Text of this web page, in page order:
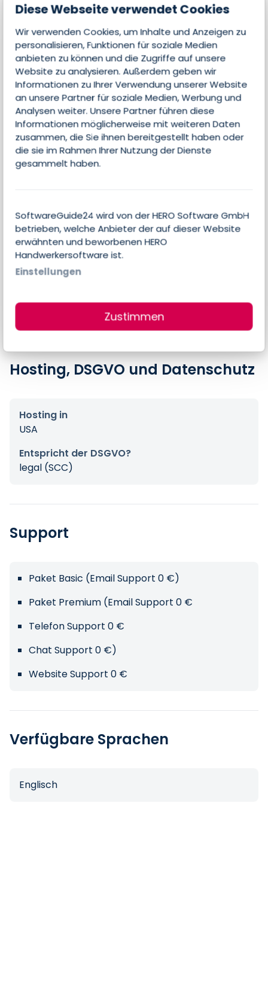
Diese Webseite verwendet Cookies
Wir verwenden Cookies, um Inhalte und Anzeigen zu
personalisieren, Funktionen für soziale Medien
anbieten zu können und die Zugriffe auf unsere
Website zu analysieren. Außerdem geben wir
Informationen zu Ihrer Verwendung unserer Website
an unsere Partner für soziale Medien, Werbung und
Analysen weiter. Unsere Partner führen diese
Informationen möglicherweise mit weiteren Daten
zusammen, die Sie ihnen bereitgestellt haben oder
die sie im Rahmen Ihrer Nutzung der Dienste
gesammelt haben.
SoftwareGuide24 wird von der HERO Software GmbH
betrieben, welche Anbieter der auf dieser Website
erwähnten und beworbenen HERO
Handwerkersoftware ist.
Einstellungen
Zustimmen
Features
Kontakte & Leads managen
Lead-Scoring
Analyse
Kollaboration
Errechneter Preis pro Person & Monat
67,15 €
$39,00 pro Nutzer & Monat
Hosting, DSGVO und Datenschutz
Hosting in
USA
Entspricht der DSGVO?
legal (SCC)
Support
Paket Basic (Email Support 0 €)
Paket Premium (Email Support 0 €
Telefon Support 0 €
Chat Support 0 €)
Website Support 0 €
Verfügbare Sprachen
Englisch